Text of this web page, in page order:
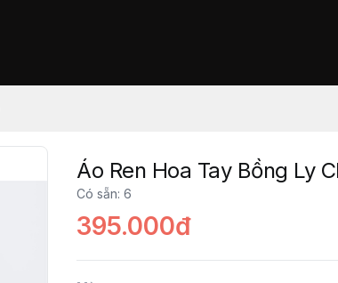
Áo Ren Hoa Tay Bồng Ly
Có sẵn: 6
395.000đ